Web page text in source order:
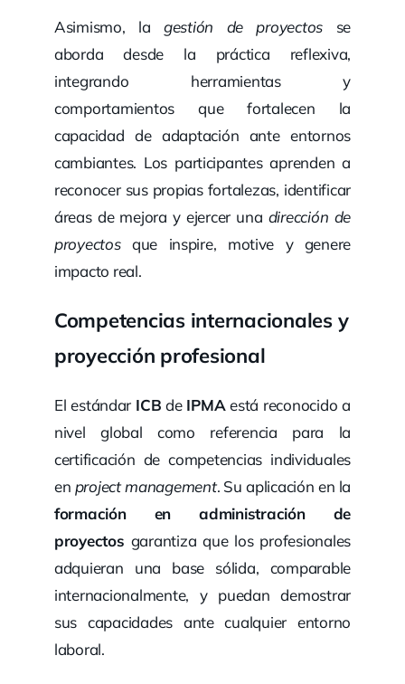
Asimismo, la gestión de proyectos se
aborda desde la práctica reflexiva,
integrando herramientas y
comportamientos que fortalecen la
capacidad de adaptación ante entornos
cambiantes. Los participantes aprenden a
reconocer sus propias fortalezas, identificar
áreas de mejora y ejercer una dirección de
proyectosque inspire, motive y genere
impacto real.
Competencias internacionales y
proyección profesional
El estándar ICB de IPMA está reconocido a
nivel global como referencia para la
certificación de competencias individuales
en project management. Su aplicación en la
formación en administración de
proyectos garantiza que los profesionales
adquieran una base sólida, comparable
internacionalmente, y puedan demostrar
sus capacidades ante cualquier entorno
laboral.